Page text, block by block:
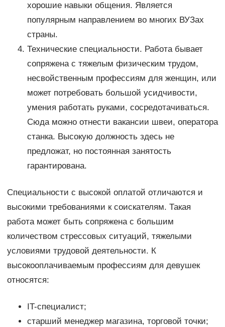
хорошие навыки общения. Является
популярным направлением во многих ВУЗах
страны.
Технические специальности. Работа бывает
сопряжена с тяжелым физическим трудом,
несвойственным профессиям для женщин, или
может потребовать большой усидчивости,
умения работать руками, сосредотачиваться.
Сюда можно отнести вакансии швеи, оператора
станка. Высокую должность здесь не
предложат, но постоянная занятость
гарантирована.
Специальности с высокой оплатой отличаются и
высокими требованиями к соискателям. Такая
работа может быть сопряжена с большим
количеством стрессовых ситуаций, тяжелыми
условиями трудовой деятельности. К
высокооплачиваемым профессиям для девушек
относятся:
IT-специалист;
старший менеджер магазина, торговой точки;